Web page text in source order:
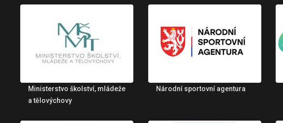
Ministerstvo školství, mládeže
a tělovýchovy
Národní sportovní agentura